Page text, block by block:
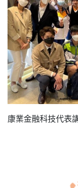
康業金融科技代表